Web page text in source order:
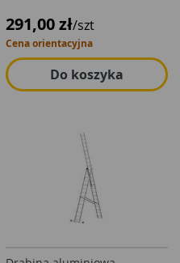
291,00 zł/szt
Cena orientacyjna
Do koszyka